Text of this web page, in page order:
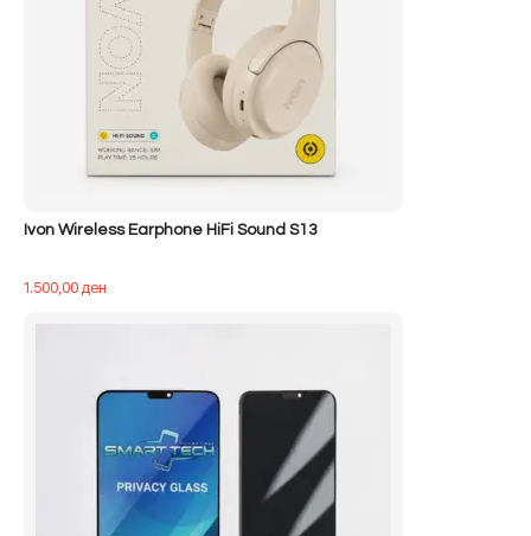
Ivon Wireless Earphone HiFi Sound S13
1.500,00ден